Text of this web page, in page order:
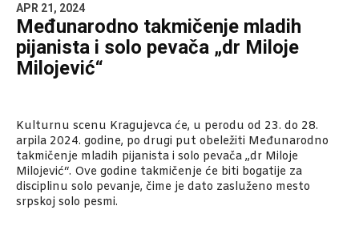
APR 21, 2024
Međunarodno takmičenje mladih
pijanista i solo pevača „dr Miloje
Milojević“
Kulturnu scenu Kragujevca će, u perodu od 23. do 28.
arpila 2024. godine, po drugi put obeležiti Međunarodno
takmičenje mladih pijanista i solo pevača „dr Miloje
Milojević“. Ove godine takmičenje će biti bogatije za
disciplinu solo pevanje, čime je dato zasluženo mesto
srpskoj solo pesmi.